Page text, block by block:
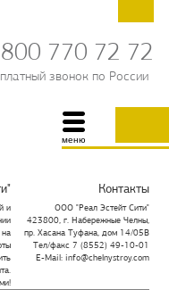
770 72 72
звонок по России
меню
Контакты
ООО "Реал Эстейт Сити"
423800, г. Набережные Челны,
пр. Хасана Туфана, дом 14/05В
Тел/факс 7 (8552) 49-10-01
E-Mail: info@chelnystroy.com
и